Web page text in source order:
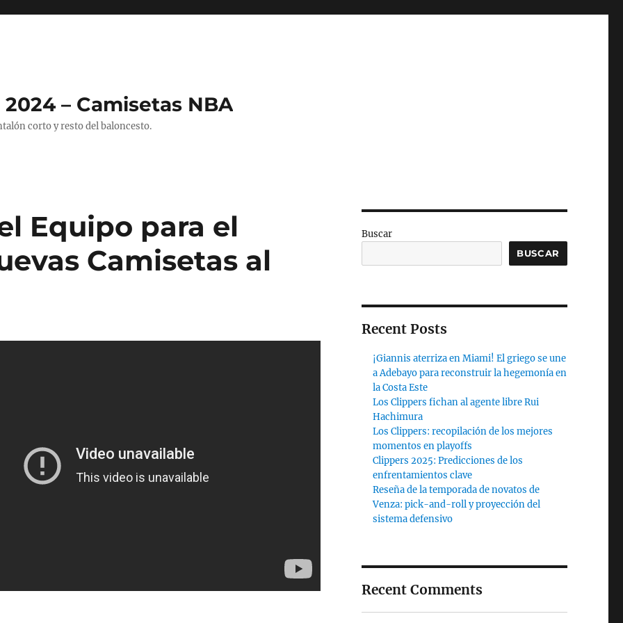
– Camisetas NBA
corto y resto del baloncesto.
Equipo para el
Camisetas al
Buscar
BUSCAR
Recent Posts
¡Giannis aterriza en Miami! El griego se une
a Adebayo para reconstruir la hegemonía en
la Costa Este
Los Clippers fichan al agente libre Rui
Hachimura
Los Clippers: recopilación de los mejores
momentos en playoffs
Clippers 2025: Predicciones de los
enfrentamientos clave
Reseña de la temporada de novatos de
Venza: pick-and-roll y proyección del
sistema defensivo
Recent Comments